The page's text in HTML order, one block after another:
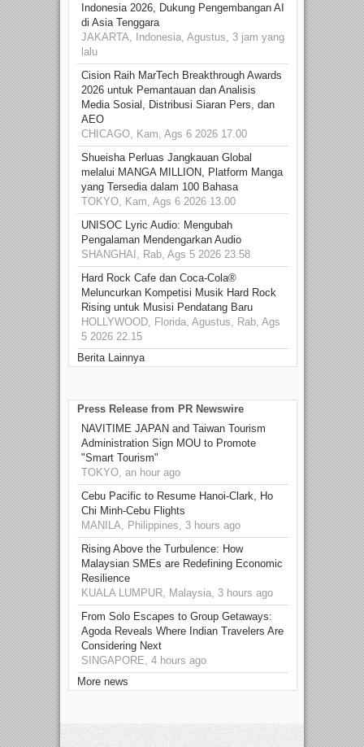
Indonesia 2026, Dukung Pengembangan AI
di Asia Tenggara
JAKARTA, Indonesia, Agustus, 3 jam yang
lalu
Cision Raih MarTech Breakthrough Awards
2026 untuk Pemantauan dan Analisis
Media Sosial, Distribusi Siaran Pers, dan
AEO
CHICAGO, Kam, Ags 6 2026 17.00
Shueisha Perluas Jangkauan Global
melalui MANGA MILLION, Platform Manga
yang Tersedia dalam 100 Bahasa
TOKYO, Kam, Ags 6 2026 13.00
UNISOC Lyric Audio: Mengubah
Pengalaman Mendengarkan Audio
SHANGHAI, Rab, Ags 5 2026 23.58
Hard Rock Cafe dan Coca-Cola®
Meluncurkan Kompetisi Musik Hard Rock
Rising untuk Musisi Pendatang Baru
HOLLYWOOD, Florida, Agustus, Rab, Ags
5 2026 22.15
Berita Lainnya
Press Release from PR Newswire
NAVITIME JAPAN and Taiwan Tourism
Administration Sign MOU to Promote
"Smart Tourism"
TOKYO, an hour ago
Cebu Pacific to Resume Hanoi-Clark, Ho
Chi Minh-Cebu Flights
MANILA, Philippines, 3 hours ago
Rising Above the Turbulence: How
Malaysian SMEs are Redefining Economic
Resilience
KUALA LUMPUR, Malaysia, 3 hours ago
From Solo Escapes to Group Getaways:
Agoda Reveals Where Indian Travelers Are
Considering Next
SINGAPORE, 4 hours ago
More news